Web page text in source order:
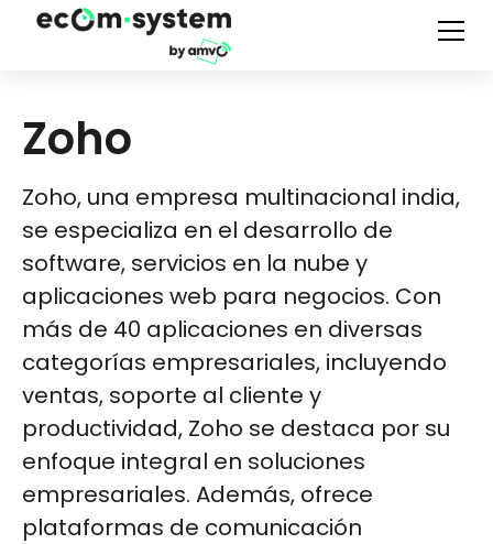
Zoho
Zoho, una empresa multinacional india,
se especializa en el desarrollo de
software, servicios en la nube y
aplicaciones web para negocios. Con
más de 40 aplicaciones en diversas
categorías empresariales, incluyendo
ventas, soporte al cliente y
productividad, Zoho se destaca por su
enfoque integral en soluciones
empresariales. Además, ofrece
plataformas de comunicación